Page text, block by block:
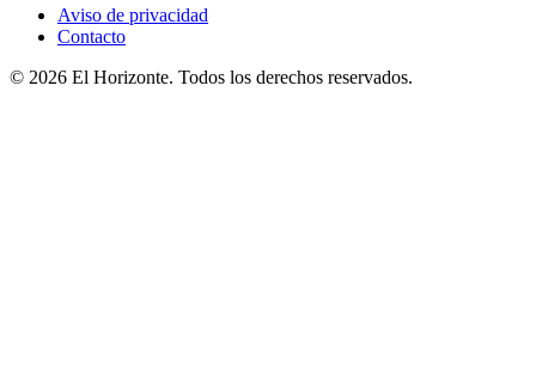
Aviso de privacidad
Contacto
© 2026 El Horizonte. Todos los derechos reservados.